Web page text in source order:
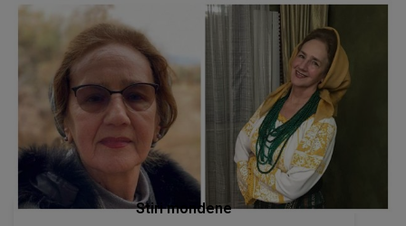
Stiri mondene